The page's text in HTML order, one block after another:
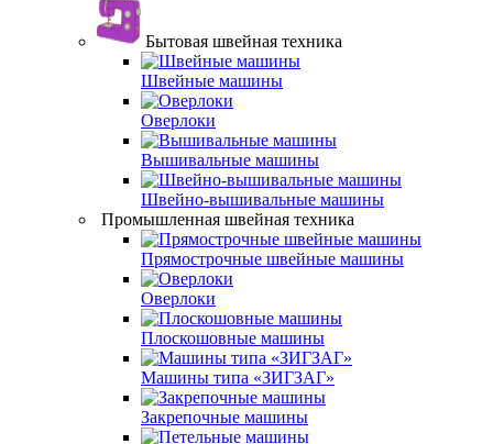
Бытовая швейная техника
Швейные машины
Оверлоки
Вышивальные машины
Швейно-вышивальные машины
Промышленная швейная техника
Прямострочные швейные машины
Оверлоки
Плоскошовные машины
Машины типа «ЗИГЗАГ»
Закрепочные машины